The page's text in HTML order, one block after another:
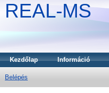
REAL-MS
Kezdőlap Információ
Belépés